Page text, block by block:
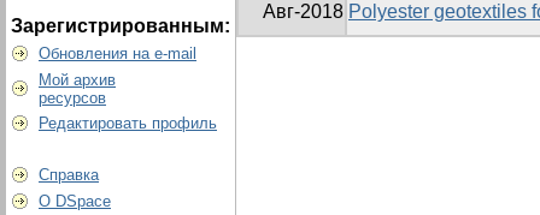
Зарегистрированным:
Обновления на e-mail
Мой архив
ресурсов
Редактировать профиль
Справка
О DSpace
Авг-2018 Polyester geotextiles